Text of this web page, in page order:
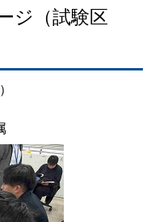
ジ（試験区